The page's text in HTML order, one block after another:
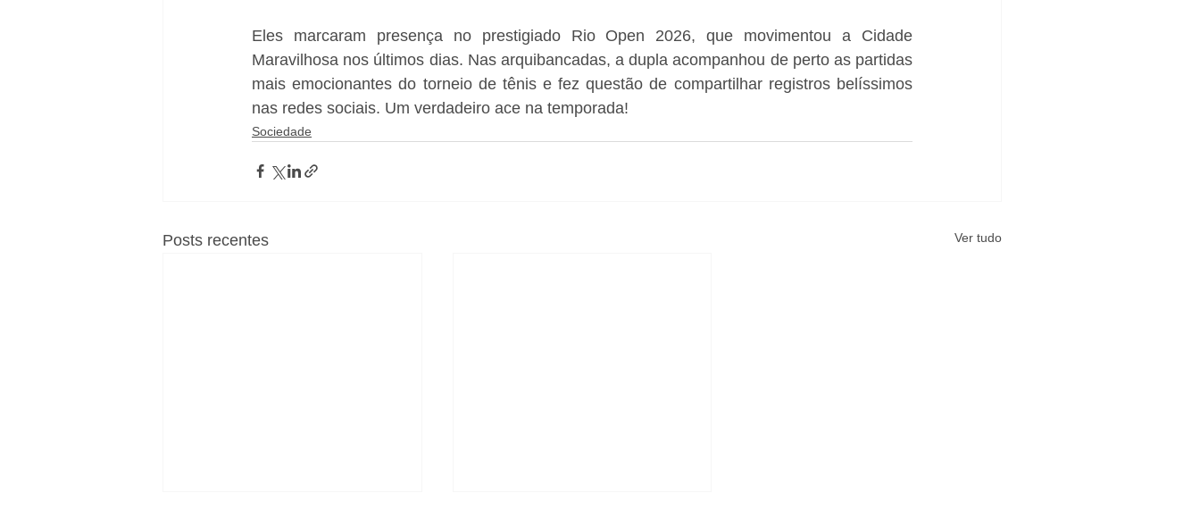
Eles marcaram presença no prestigiado Rio Open 2026, que movimentou a Cidade
Maravilhosa nos últimos dias. Nas arquibancadas, a dupla acompanhou de perto as partidas
mais emocionantes do torneio de tênis e fez questão de compartilhar registros belíssimos
nas redes sociais. Um verdadeiro ace na temporada!
Sociedade
Posts recentes Ver tudo